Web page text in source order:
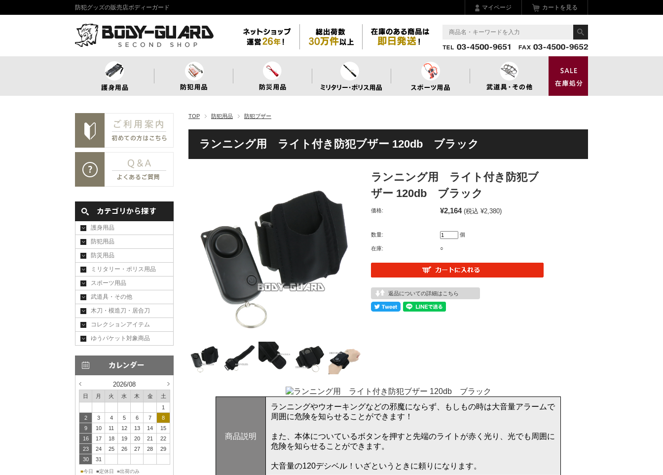
防犯グッズの販売店ボディーガード マイページ カートを見る
TOP 防犯用品 防犯ブザー
ランニング用 ライト付き防犯ブザー 120db ブラック
ランニング用 ライト付き防犯ブ
ザー 120db ブラック
価格: ¥2,164 (税込 ¥2,380)
数量: 個
在庫: ○
返品についての詳細はこちら
商品説明
ランニングやウオーキングなどの邪魔にならず、もしもの時は大音量アラームで
周囲に危険を知らせることができます！
また、本体についているボタンを押すと先端のライトが赤く光り、光でも周囲に
危険を知らせることができます。
大音量の120デシベル！いざというときに頼りになります。
護身用品
防犯用品
防災用品
ミリタリー・ポリス用品
スポーツ用品
武道具・その他
木刀・模造刀・居合刀
コレクションアイテム
ゆうパケット対象商品
2026/08
日 月 火 水 木 金
土
1
2
3 4 5 6 7
8
9
10 11 12 13 14
15
16
17 18 19 20 21
22
23
24 25 26 27 28
29
30
31
■今日 ■定休日 ■出荷のみ